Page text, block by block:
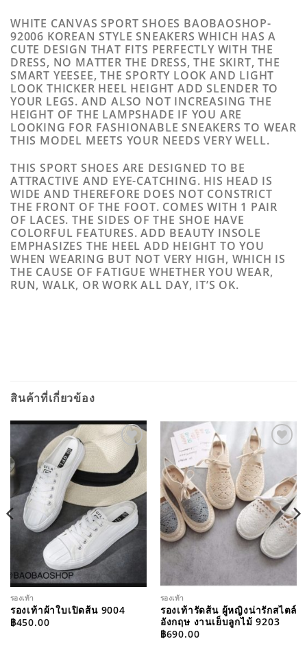
WHITE CANVAS SPORT SHOES BAOBAOSHOP-
92006 KOREAN STYLE SNEAKERS WHICH HAS A
CUTE DESIGN THAT FITS PERFECTLY WITH THE
DRESS, NO MATTER THE DRESS, THE SKIRT, THE
SMART YEESEE, THE SPORTY LOOK AND LIGHT
LOOK THICKER HEEL HEIGHT ADD SLENDER TO
YOUR LEGS. AND ALSO NOT INCREASING THE
HEIGHT OF THE LAMPSHADE IF YOU ARE
LOOKING FOR FASHIONABLE SNEAKERS TO WEAR
THIS MODEL MEETS YOUR NEEDS VERY WELL.
THIS SPORT SHOES ARE DESIGNED TO BE
ATTRACTIVE AND EYE-CATCHING. HIS HEAD IS
WIDE AND THEREFORE DOES NOT CONSTRICT
THE FRONT OF THE FOOT. COMES WITH 1 PAIR
OF LACES. THE SIDES OF THE SHOE HAVE
COLORFUL FEATURES. ADD BEAUTY INSOLE
EMPHASIZES THE HEEL ADD HEIGHT TO YOU
WHEN WEARING BUT NOT VERY HIGH, WHICH IS
THE CAUSE OF FATIGUE WHETHER YOU WEAR,
RUN, WALK, OR WORK ALL DAY, IT’S OK.
สินค้าที่เกี่ยวข้อง
ADD TO
WISHLIST
รองเท้า
รองเท้าผ้าใบเปิดส้น 9004
฿450.00
ADD TO
WISHLIST
รองเท้า
รองเท้ารัดส้น ผู้หญิงน่ารักสไตล์
อังกฤษ งานเย็บลูกไม้ 9203
฿690.00